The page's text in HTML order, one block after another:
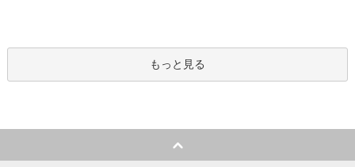
もっと見る